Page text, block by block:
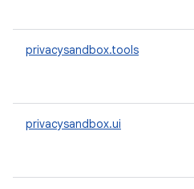
privacysandbox.tools
privacysandbox.ui